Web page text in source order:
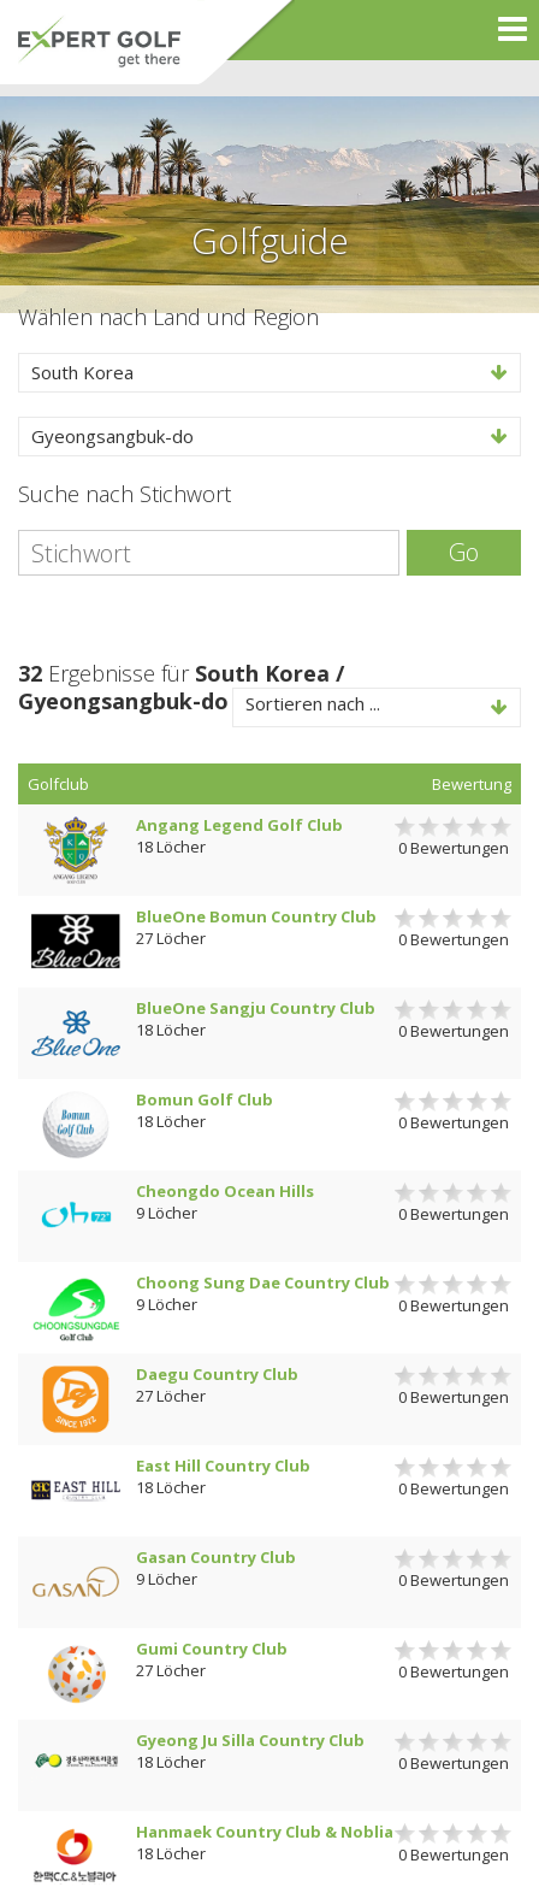
Golfguide
Wählen nach Land und Region
South Korea
Gyeongsangbuk-do
Suche nach Stichwort
Go
32 Ergebnisse für South Korea /
Gyeongsangbuk-do
Sortieren nach ...
Golfclub
Bewertung
Angang Legend Golf Club
18 Löcher
0 Bewertungen
BlueOne Bomun Country Club
27 Löcher
0 Bewertungen
BlueOne Sangju Country Club
18 Löcher
0 Bewertungen
Bomun Golf Club
18 Löcher
0 Bewertungen
Cheongdo Ocean Hills
9 Löcher
0 Bewertungen
Choong Sung Dae Country Club
9 Löcher
0 Bewertungen
Daegu Country Club
27 Löcher
0 Bewertungen
East Hill Country Club
18 Löcher
0 Bewertungen
Gasan Country Club
9 Löcher
0 Bewertungen
Gumi Country Club
27 Löcher
0 Bewertungen
Gyeong Ju Silla Country Club
18 Löcher
0 Bewertungen
Hanmaek Country Club & Noblia
18 Löcher
0 Bewertungen